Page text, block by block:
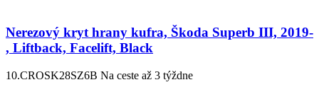
Nerezový kryt hrany kufra, Škoda Superb III, 2019-
, Liftback, Facelift, Black
10.CROSK28SZ6B Na ceste až 3 týždne